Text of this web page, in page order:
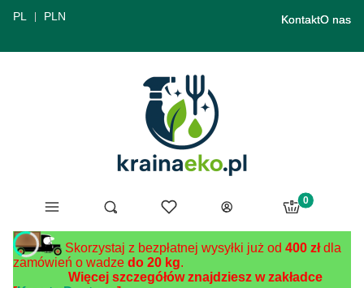
PL PLN KontaktO nas
Menu Otwórz wyszukiwarkę
Szukaj Ulubione
Zaloguj się
Produkty w
Koszyk
Skorzystaj z bezpłatnej wysyłki już od 400 złdla
zamówień o wadze do 20 kg.
Więcej szczegółów znajdziesz w zakładce